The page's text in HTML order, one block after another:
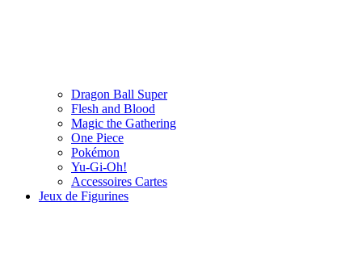
Dragon Ball Super
Flesh and Blood
Magic the Gathering
One Piece
Pokémon
Yu-Gi-Oh!
Accessoires Cartes
Jeux de Figurines